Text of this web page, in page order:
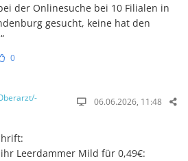
der Onlinesuche bei 10 Filialen in
gesucht, keine hat den
0
06.06.2026, 11:48
Leerdammer Mild für 0,49€: